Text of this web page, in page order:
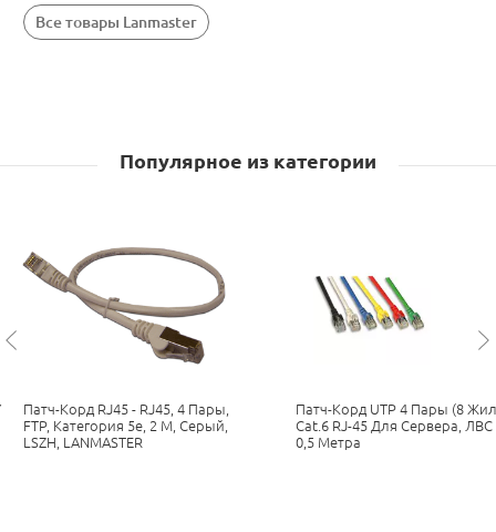
Все товары Lanmaster
Популярное из категории
Патч-Корд RJ45 - RJ45, 4 Пары,
FTP, Категория 5е, 2 М, Серый,
LSZH, LANMASTER
Патч-Корд UTP 4 Пары (8
Cat.6 RJ-45 Для Сервера, ЛВС
0,5 Метра